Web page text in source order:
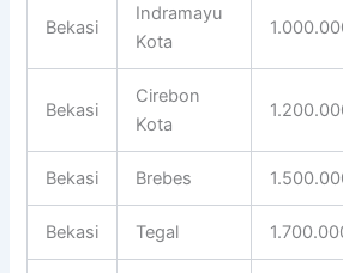
Bekasi
Indramayu
Kota
Bekasi
Cirebon
Kota
Bekasi Brebes
Bekasi Tegal